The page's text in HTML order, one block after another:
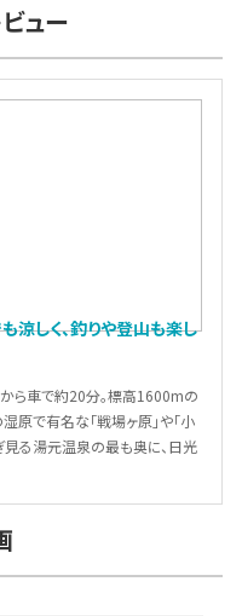
ュー
しく、釣りや登山も楽し
ら車で約20分。標高1600mの
で有名な「戦場ヶ原」や「小
見る湯元温泉の最も奥に、日光